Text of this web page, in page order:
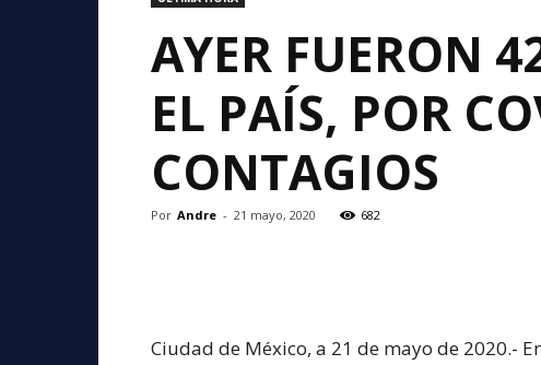
AYER FUERON
EL PAÍS, POR
CONTAGIOS
Por Andre - 21 mayo, 2020 682
Ciudad de México, a 21 de mayo de 2020.-